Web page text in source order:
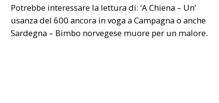
Potrebbe interessare la lettura di:‘A Chiena – Un’
usanza del 600 ancora in voga a Campagnao anche
Sardegna – Bimbo norvegese muore per un malore.